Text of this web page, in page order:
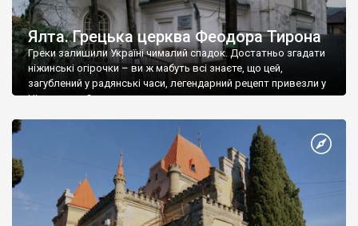
Ялта. Грецька церква Феодора Тирона
Греки залишили Україні чималий спадок. Достатньо згадати
ніжинські огірочки – ви ж мабуть всі знаєте, що цей,
загублений у радянські часи, легендарний рецепт привезли у
Ніжин греки?